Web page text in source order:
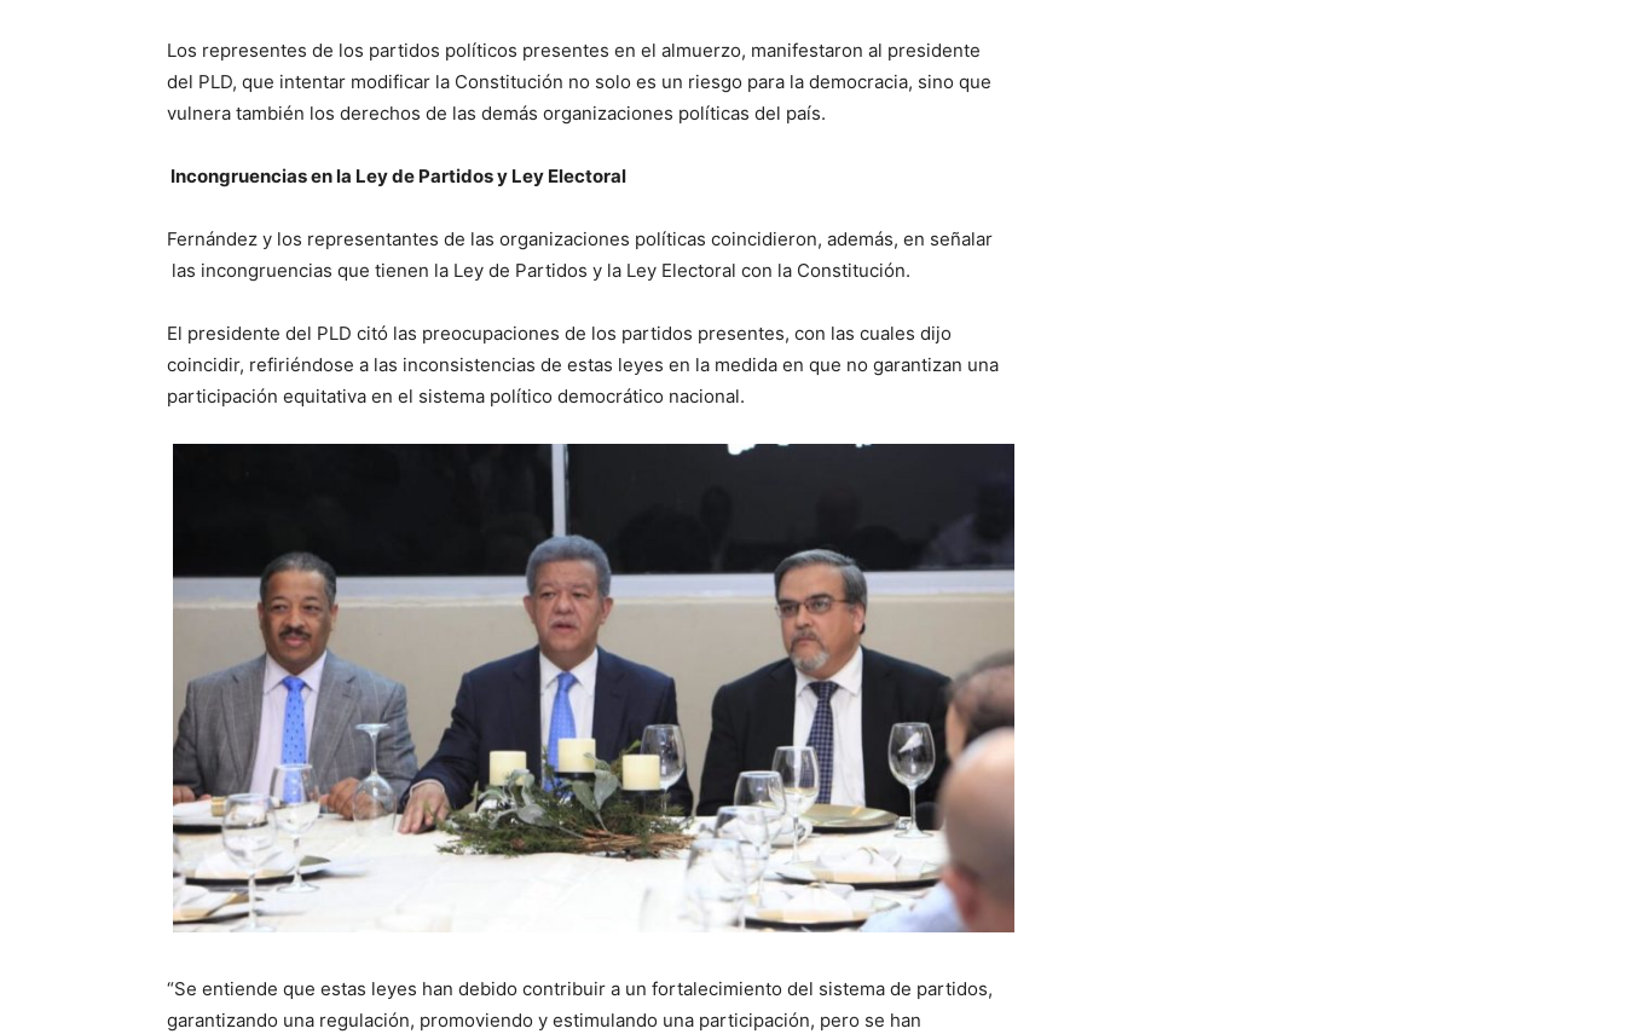
Los representes de los partidos políticos presentes en el almuerzo, manifestaron al presidente
del PLD, que intentar modificar la Constitución no solo es un riesgo para la democracia, sino que
vulnera también los derechos de las demás organizaciones políticas del país.
Incongruencias en la Ley de Partidos y Ley Electoral
Fernández y los representantes de las organizaciones políticas coincidieron, además, en señalar
las incongruencias que tienen la Ley de Partidos y la Ley Electoral con la Constitución.
El presidente del PLD citó las preocupaciones de los partidos presentes, con las cuales dijo
coincidir, refiriéndose a las inconsistencias de estas leyes en la medida en que no garantizan una
participación equitativa en el sistema político democrático nacional.
“Se entiende que estas leyes han debido contribuir a un fortalecimiento del sistema de partidos,
garantizando una regulación, promoviendo y estimulando una participación, pero se han